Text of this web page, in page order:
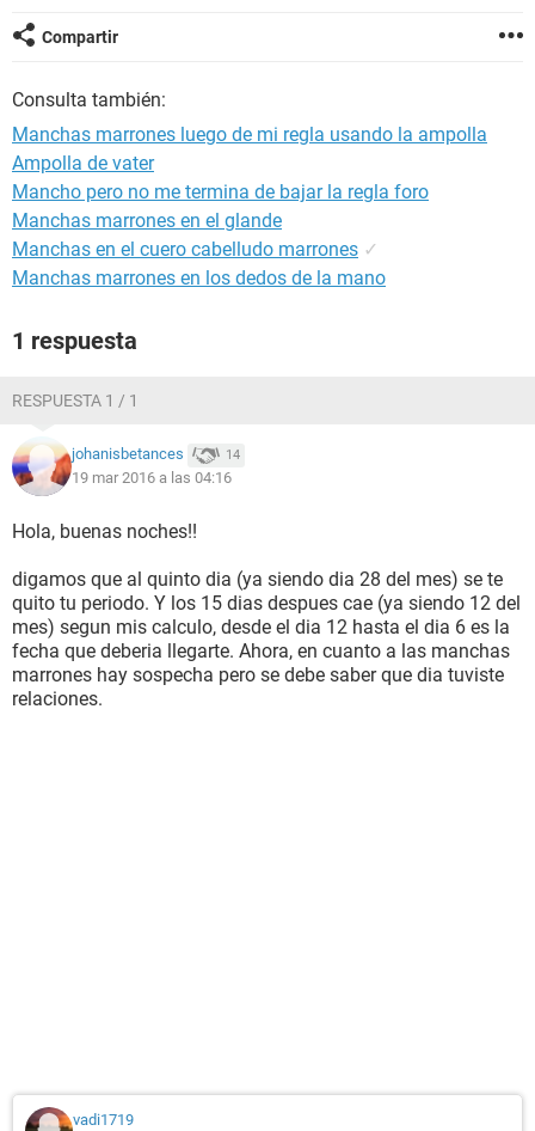
Compartir
Consulta también:
Manchas marrones luego de mi regla usando la ampolla
Ampolla de vater
Mancho pero no me termina de bajar la regla foro
Manchas marrones en el glande
Manchas en el cuero cabelludo marrones ✓
Manchas marrones en los dedos de la mano
1 respuesta
RESPUESTA 1 / 1
johanisbetances 14
19 mar 2016 a las 04:16
Hola, buenas noches!!
digamos que al quinto dia (ya siendo dia 28 del mes) se te
quito tu periodo. Y los 15 dias despues cae (ya siendo 12 del
mes) segun mis calculo, desde el dia 12 hasta el dia 6 es la
fecha que deberia llegarte. Ahora, en cuanto a las manchas
marrones hay sospecha pero se debe saber que dia tuviste
relaciones.
vadi1719